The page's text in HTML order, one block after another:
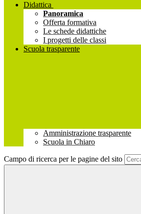
Didattica
Panoramica
Offerta formativa
Le schede didattiche
I progetti delle classi
Scuola trasparente
Amministrazione trasparente
Scuola in Chiaro
Campo di ricerca per le pagine del sito